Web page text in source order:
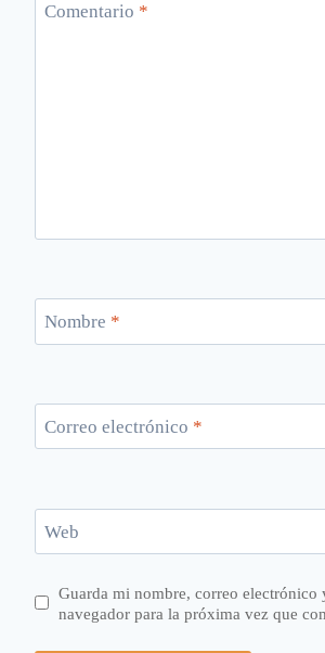
Comentario *
Nombre *
Correo electrónico *
Web
Guarda mi nombre, correo electrónico
navegador para la próxima vez que